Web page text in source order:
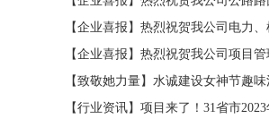
【企业喜报】热烈祝贺我公司电力
【企业喜报】热烈祝贺我公司项目
【致敬她力量】水诚建设女神节趣味
【行业资讯】项目来了！31省市